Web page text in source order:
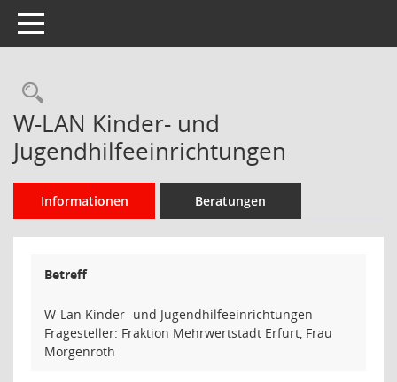
Toggle navigation
Rechercheauswahl
W-LAN Kinder- und
Jugendhilfeeinrichtungen
Informationen Beratungen
Betreff
W-Lan Kinder- und Jugendhilfeeinrichtungen
Fragesteller: Fraktion Mehrwertstadt Erfurt, Frau
Morgenroth